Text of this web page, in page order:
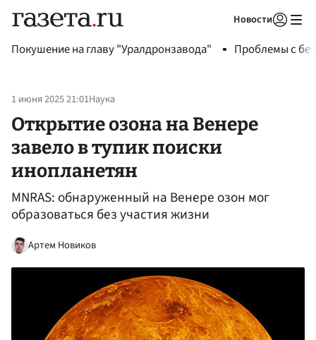
Новости
Покушение на главу "Уралдронзавода" Проблемы с
1 июня 2025 21:01Наука
Открытие озона на Венере
завело в тупик поиски
инопланетян
MNRAS: обнаруженный на Венере озон мог
образоваться без участия жизни
Артем Новиков